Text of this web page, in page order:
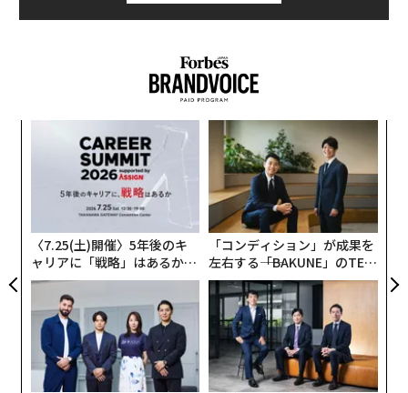
〈7.25(土)開催〉5年後のキ
ャリアに「戦略」はあるか。
トップエグゼクティブのキャ
リアに触れる1日│CAREER S
UMMIT 2026
「コンディション」が成果を
左右する――「BAKUNE」のTEN
TIALが支える「挑戦者の明
日」